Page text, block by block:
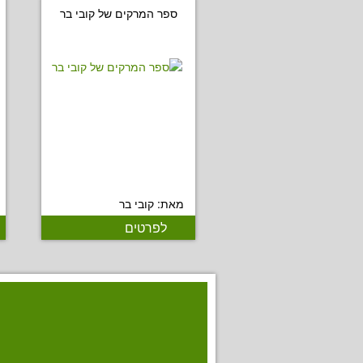
ספר המרקים של קובי בר
מאת: קובי בר
לפרטים